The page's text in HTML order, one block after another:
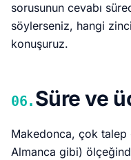
sorusunun cevabı
söylerseniz, hangi
konuşuruz.
06. Süre ve
Makedonca, çok
Almanca gibi)